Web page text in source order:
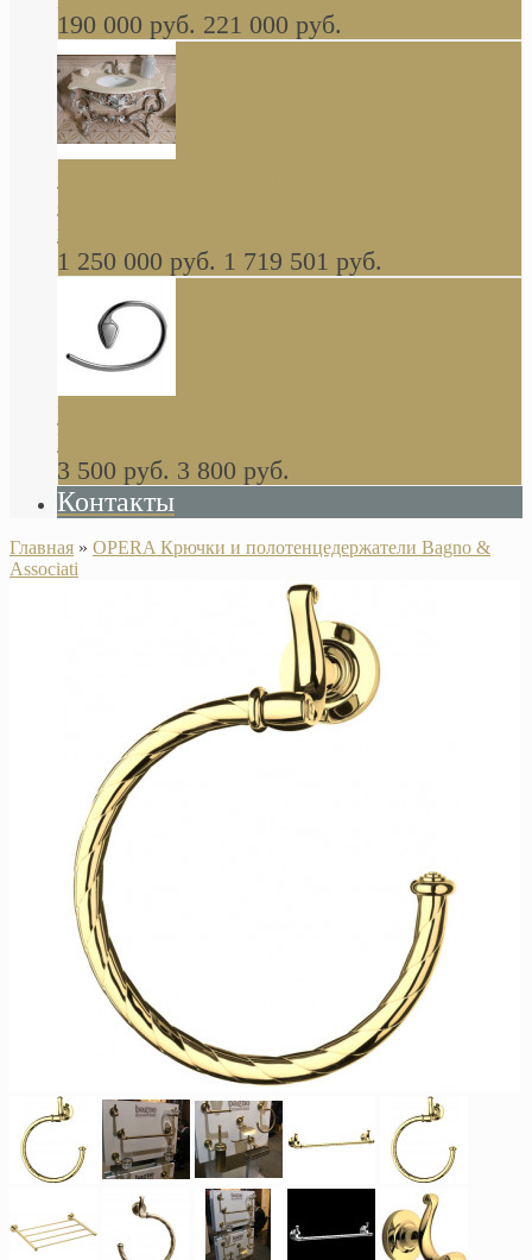
190 000 руб. 221 000 руб.
стиле барокко, из массива дерева, светло
коричневый матовый окрас + серебро
1 250 000 руб. 1 719 501 руб.
Khala Colombo аксессуары (серия) В
НАЛИЧИИ
3 500 руб. 3 800 руб.
Контакты
Главная » OPERA Крючки и полотенцедержатели Bagno &
Associati